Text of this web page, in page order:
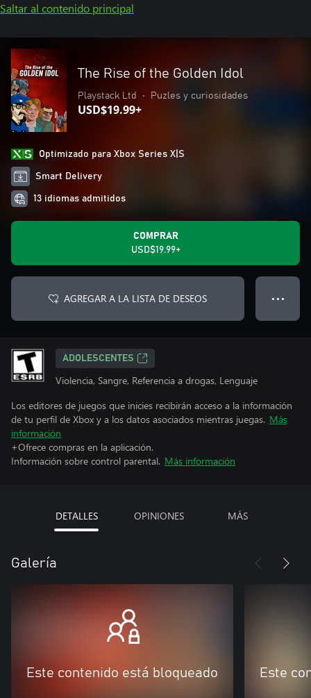
Saltar al contenido principal
The Rise of the Golden Idol
Playstack Ltd • Puzles y curiosidades
USD$19.99+
Optimizado para Xbox Series X|S
Smart Delivery
13 idiomas admitidos
COMPRAR
USD$19.99+
AGREGAR A LA LISTA DE DESEOS ● ● ●
ADOLESCENTES
Violencia, Sangre, Referencia a drogas, Lenguaje
Los editores de juegos que inicies recibirán acceso a la información
de tu perfil de Xbox y a los datos asociados mientras juegas. Más
información
+Ofrece compras en la aplicación.
Información sobre control parental. Más información
DETALLES OPINIONES MÁS
Galería
Este contenido está bloqueado Este